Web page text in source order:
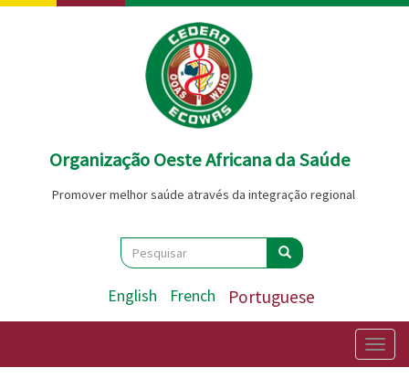
Passar
Organização Oeste Africana da Saúde
Promover melhor saúde através da integração regional
Search
Pesquisar Pesquisar
English French Portuguese